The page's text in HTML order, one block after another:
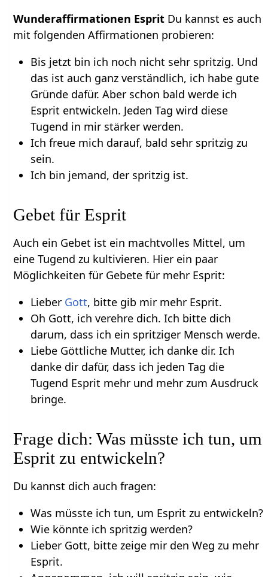
Wunderaffirmationen Esprit Du kannst es auch
mit folgenden Affirmationen probieren:
Bis jetzt bin ich noch nicht sehr spritzig. Und
das ist auch ganz verständlich, ich habe gute
Gründe dafür. Aber schon bald werde ich
Esprit entwickeln. Jeden Tag wird diese
Tugend in mir stärker werden.
Ich freue mich darauf, bald sehr spritzig zu
sein.
Ich bin jemand, der spritzig ist.
Gebet für Esprit
Auch ein Gebet ist ein machtvolles Mittel, um
eine Tugend zu kultivieren. Hier ein paar
Möglichkeiten für Gebete für mehr Esprit:
Lieber Gott, bitte gib mir mehr Esprit.
Oh Gott, ich verehre dich. Ich bitte dich
darum, dass ich ein spritziger Mensch werde.
Liebe Göttliche Mutter, ich danke dir. Ich
danke dir dafür, dass ich jeden Tag die
Tugend Esprit mehr und mehr zum Ausdruck
bringe.
Frage dich: Was müsste ich tun, um
Esprit zu entwickeln?
Du kannst dich auch fragen:
Was müsste ich tun, um Esprit zu entwickeln?
Wie könnte ich spritzig werden?
Lieber Gott, bitte zeige mir den Weg zu mehr
Esprit.